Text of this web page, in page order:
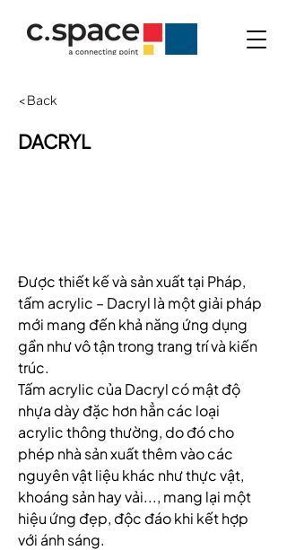
< Back
DACRYL
Được thiết kế và sản xuất tại Pháp,
tấm acrylic – Dacryl là một giải pháp
mới mang đến khả năng ứng dụng
gần như vô tận trong trang trí và kiến
trúc.
Tấm acrylic của Dacryl có mật độ
nhựa dày đặc hơn hẳn các loại
acrylic thông thường, do đó cho
phép nhà sản xuất thêm vào các
nguyên vật liệu khác như thực vật,
khoáng sản hay vải..., mang lại một
hiệu ứng đẹp, độc đáo khi kết hợp
với ánh sáng.